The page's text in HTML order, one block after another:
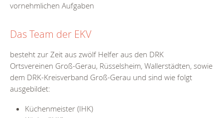
vornehmlichen Aufgaben
Das Team der EKV
besteht zur Zeit aus zwölf Helfer aus den DRK
Ortsvereinen Groß-Gerau, Rüsselsheim, Wallerstädten, sowie
dem DRK-Kreisverband Groß-Gerau und sind wie folgt
ausgebildet:
Küchenmeister (IHK)